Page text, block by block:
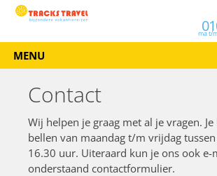
ma t/
MENU
Contact
Wij helpen je graag met al je vragen.
bellen van maandag t/m vrijdag
16.30 uur. Uiteraard kun je ons ook e-
onderstaand contactformulier.